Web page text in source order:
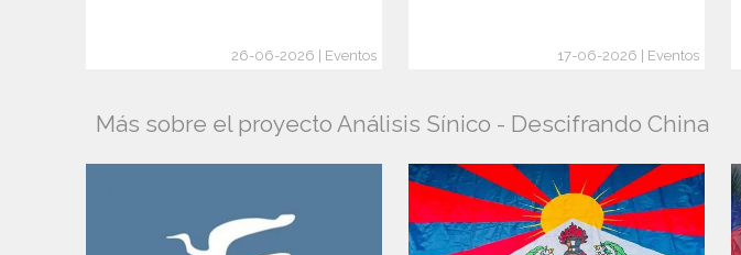
26-06-2026 | Eventos 17-06-2026 | Eventos
Más sobre el proyecto Análisis Sínico - Descifrando China